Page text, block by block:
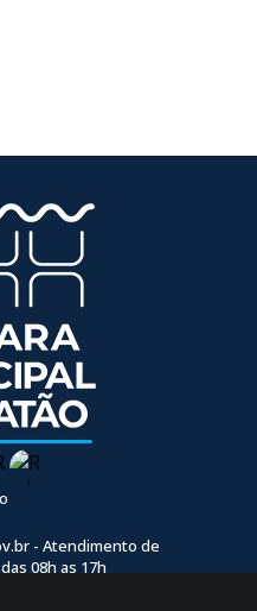
- Atendimento de
08h as 17h